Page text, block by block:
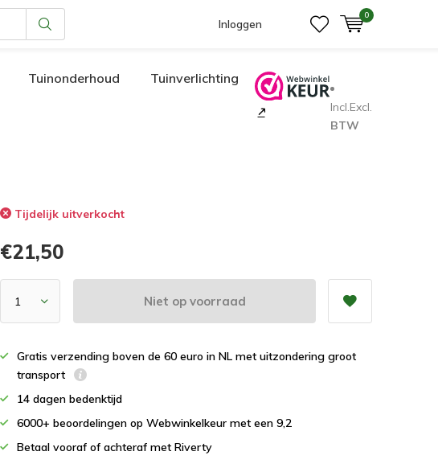
Inloggen
0
Tuinonderhoud Tuinverlichting
Incl.Excl.
BTW
Tijdelijk uitverkocht
€21,50
Niet op voorraad
Gratis verzending boven de 60 euro in NL met uitzondering groot
transport
14 dagen bedenktijd
6000+ beoordelingen op Webwinkelkeur met een 9,2
Betaal vooraf of achteraf met Riverty